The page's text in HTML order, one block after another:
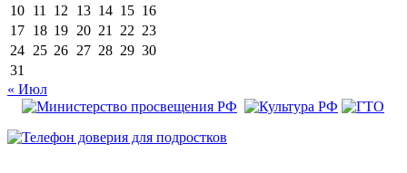
10 11 12 13 14 15 16
17 18 19 20 21 22 23
24 25 26 27 28 29 30
31
« Июл